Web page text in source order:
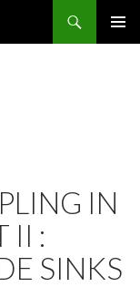
IN
II :
SINKS